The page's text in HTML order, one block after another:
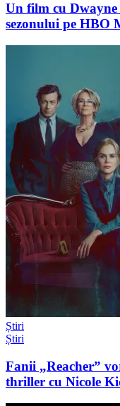
Un film cu
sezonului pe HBO
Știri
Știri
Fanii „Reacher”
thriller cu Nicole